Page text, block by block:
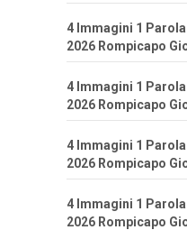
4 Immagini 1
2026 Rompicapo
4 Immagini 1
2026 Rompicapo
4 Immagini 1
2026 Rompicapo
4 Immagini 1
2026 Rompicapo